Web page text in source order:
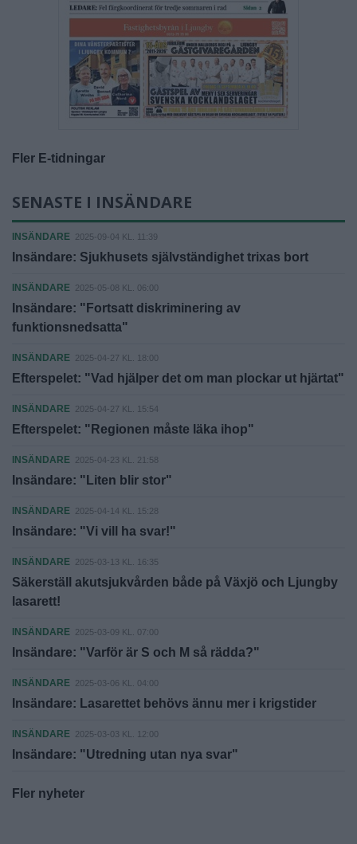
Fler E-tidningar
SENASTE I INSÄNDARE
INSÄNDARE 2025-09-04 KL. 11:39
Insändare: Sjukhusets självständighet trixas bort
INSÄNDARE 2025-05-08 KL. 06:00
Insändare: "Fortsatt diskriminering av
funktionsnedsatta"
INSÄNDARE 2025-04-27 KL. 18:00
Efterspelet: "Vad hjälper det om man plockar ut hjärtat"
INSÄNDARE 2025-04-27 KL. 15:54
Efterspelet: "Regionen måste läka ihop"
INSÄNDARE 2025-04-23 KL. 21:58
Insändare: "Liten blir stor"
INSÄNDARE 2025-04-14 KL. 15:28
Insändare: "Vi vill ha svar!"
INSÄNDARE 2025-03-13 KL. 16:35
Säkerställ akutsjukvården både på Växjö och Ljungby
lasarett!
INSÄNDARE 2025-03-09 KL. 07:00
Insändare: "Varför är S och M så rädda?"
INSÄNDARE 2025-03-06 KL. 04:00
Insändare: Lasarettet behövs ännu mer i krigstider
INSÄNDARE 2025-03-03 KL. 12:00
Insändare: "Utredning utan nya svar"
Fler nyheter